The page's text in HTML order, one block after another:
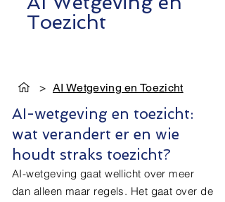
Toezicht
> AI Wetgeving en Toezicht
AI-wetgeving en toezicht:
wat verandert er en wie
houdt straks toezicht?
AI-wetgeving gaat wellicht over meer
dan alleen maar regels. Het gaat over de